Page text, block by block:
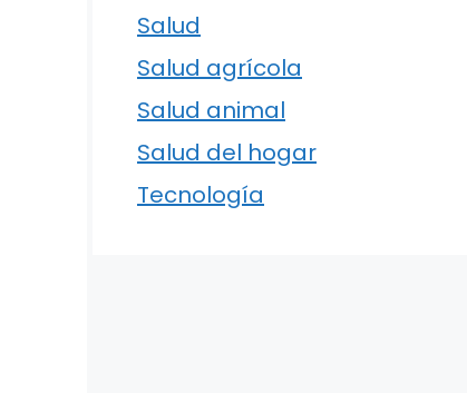
Salud
Salud agrícola
Salud animal
Salud del hogar
Tecnología